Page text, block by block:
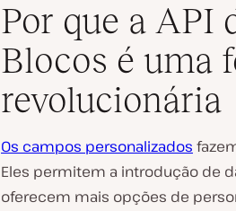
Por que a API
Blocos é uma
revolucionária
Os campos personalizados
Eles permitem a introdução de
oferecem mais opções de